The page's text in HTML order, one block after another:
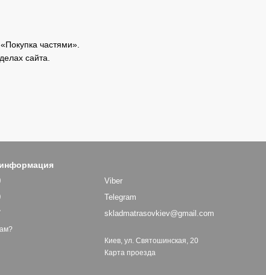
частями».
сайта.
Viber
Telegram
skladmatrasovkiev@gmail.com
Киев, ул. Святошинская, 20
Карта проезда